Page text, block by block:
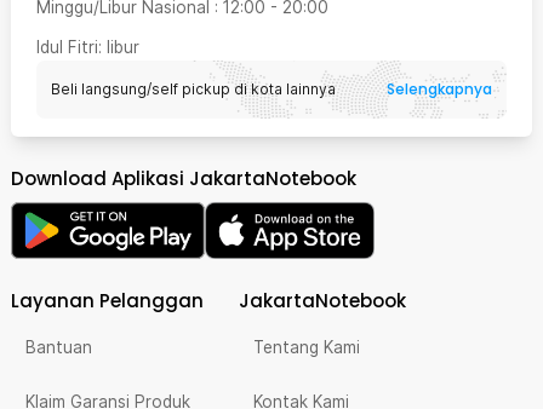
Minggu/Libur Nasional : 12:00 - 20:00
Idul Fitri: libur
Beli langsung/self pickup di kota lainnya Selengkapnya
Download Aplikasi JakartaNotebook
Layanan Pelanggan
Bantuan
Klaim Garansi Produk
JakartaNotebook
Tentang Kami
Kontak Kami